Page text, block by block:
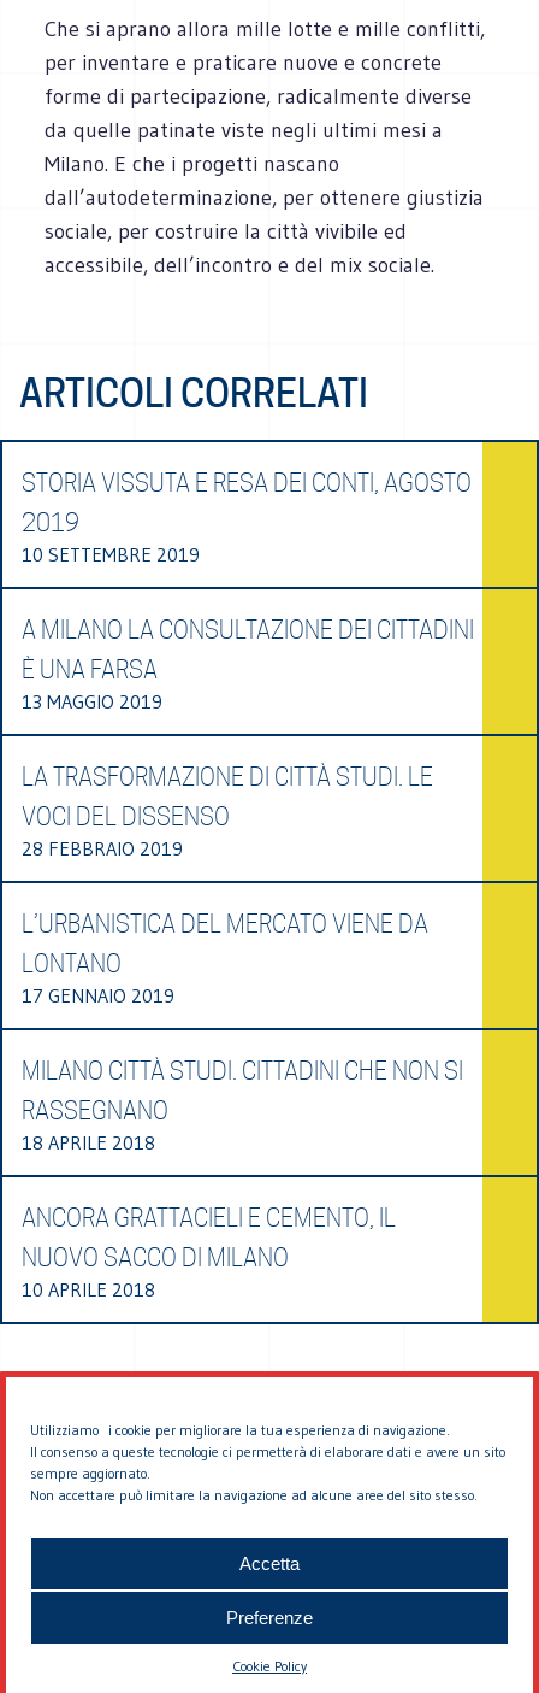
Utilizziamo i cookie per migliorare la tua esperienza di navigazione.
Il consenso a queste tecnologie ci permetterà di elaborare dati e avere un sito
sempre aggiornato.
Non accettare può limitare la navigazione ad alcune aree del sito stesso.
Accetta
Preferenze
Cookie Policy
Che si aprano allora mille lotte e mille conflitti,
per inventare e praticare nuove e concrete
forme di partecipazione, radicalmente diverse
da quelle patinate viste negli ultimi mesi a
Milano. E che i progetti nascano
dall’autodeterminazione, per ottenere giustizia
sociale, per costruire la città vivibile ed
accessibile, dell’incontro e del mix sociale.
ARTICOLI CORRELATI
STORIA VISSUTA E RESA DEI CONTI, AGOSTO
2019
10 SETTEMBRE 2019
A MILANO LA CONSULTAZIONE DEI CITTADINI
È UNA FARSA
13 MAGGIO 2019
LA TRASFORMAZIONE DI CITTÀ STUDI. LE
VOCI DEL DISSENSO
28 FEBBRAIO 2019
L’URBANISTICA DEL MERCATO VIENE DA
LONTANO
17 GENNAIO 2019
MILANO CITTÀ STUDI. CITTADINI CHE NON SI
RASSEGNANO
18 APRILE 2018
ANCORA GRATTACIELI E CEMENTO, IL
NUOVO SACCO DI MILANO
10 APRILE 2018
© 2026 EDDYBURG